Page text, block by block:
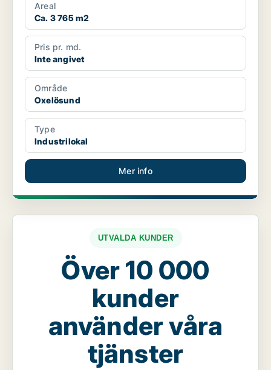
Areal
Ca. 3 765 m2
Pris pr. md.
Inte angivet
Område
Oxelösund
Type
Industrilokal
Mer info
UTVALDA KUNDER
Över 10 000
kunder
använder våra
tjänster